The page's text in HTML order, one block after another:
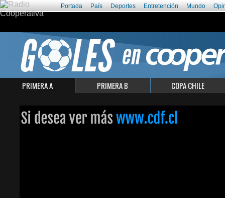
Portada País Deportes Entretención Mundo
PRIMERA A PRIMERA B COPA CHILE